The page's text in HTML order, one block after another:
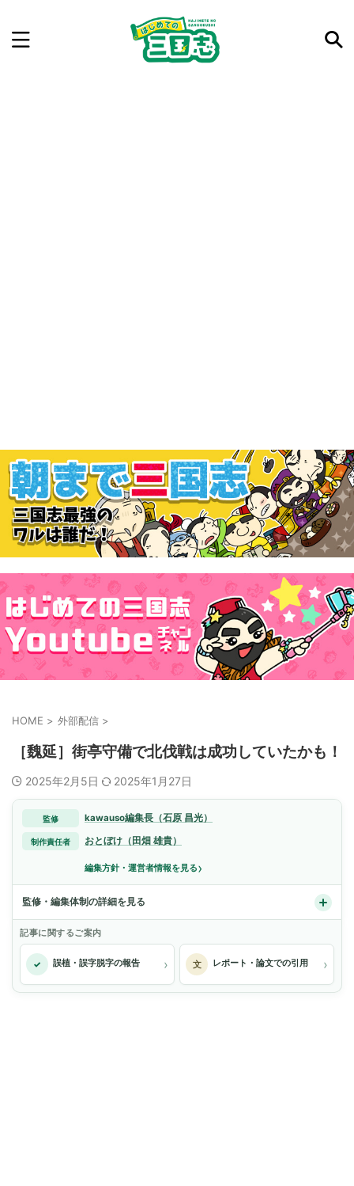
HOME > 外部配信 >
［魏延］街亭守備で北伐戦は成功していたかも！
2025年2月5日 2025年1月27日
監修 kawauso編集長（石原 昌光）
制作責任者 おとぼけ（田畑 雄貴）
編集方針・運営者情報を見る›
監修・編集体制の詳細を見る
記事に関するご案内
✓ 誤植・誤字脱字の報告 › 文 レポート・論文での引用 ›